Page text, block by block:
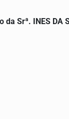
Srª. INES DA